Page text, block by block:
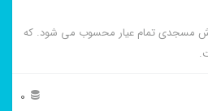
مسجدی تمام عیار محسوب می شود. که
0